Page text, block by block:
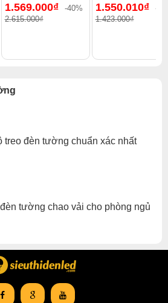
,Đèn tường phòng khách,
1.569.000₫
-40%
2.615.000₫
1.550.010₫
--
1.423.000₫
treo đèn tường chuẩn xác nhất
tường chao vải cho phòng ngủ